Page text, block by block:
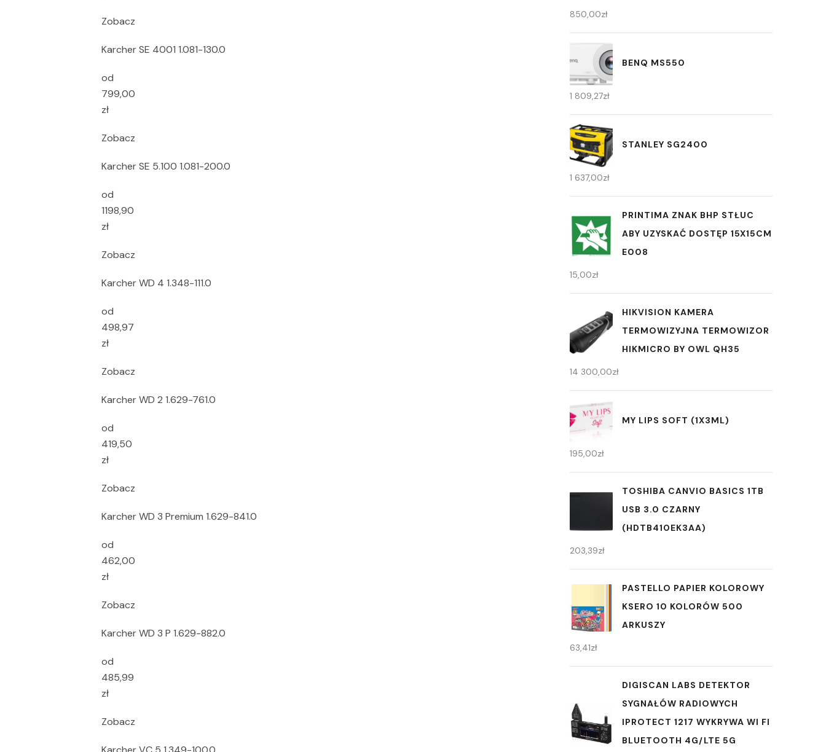
Zobacz
Karcher SE 4001 1.081-130.0
od
799,00
zł
Zobacz
Karcher SE 5.100 1.081-200.0
od
1198,90
zł
Zobacz
Karcher WD 4 1.348-111.0
od
498,97
zł
Zobacz
Karcher WD 2 1.629-761.0
od
419,50
zł
Zobacz
Karcher WD 3 Premium 1.629-841.0
od
462,00
zł
Zobacz
Karcher WD 3 P 1.629-882.0
od
485,99
zł
Zobacz
850,00zł
BENQ MS550
1 809,27zł
STANLEY SG2400
1 637,00zł
PRINTIMA ZNAK BHP STŁUC
ABY UZYSKAĆ DOSTĘP 15X15CM
E008
15,00zł
HIKVISION KAMERA
TERMOWIZYJNA TERMOWIZOR
HIKMICRO BY OWL QH35
14 300,00zł
MY LIPS SOFT (1X3ML)
195,00zł
TOSHIBA CANVIO BASICS 1TB
USB 3.0 CZARNY
(HDTB410EK3AA)
203,39zł
PASTELLO PAPIER KOLOROWY
KSERO 10 KOLORÓW 500
ARKUSZY
63,41zł
DIGISCAN LABS DETEKTOR
SYGNAŁÓW RADIOWYCH
IPROTECT 1217 WYKRYWA WI FI
BLUETOOTH 4G/LTE 5G